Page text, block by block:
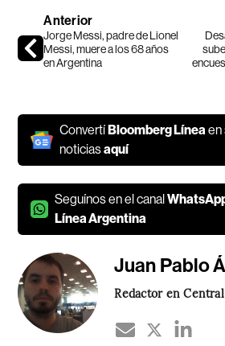
Anterior
Jorge Messi, padre de Lionel
Messi, muere a los 68 años
en Argentina
ConvertíBloomberg Líneaen
noticiasaquí
Seguínos en el canal
Línea Argentina
Juan Pablo
Redactor en